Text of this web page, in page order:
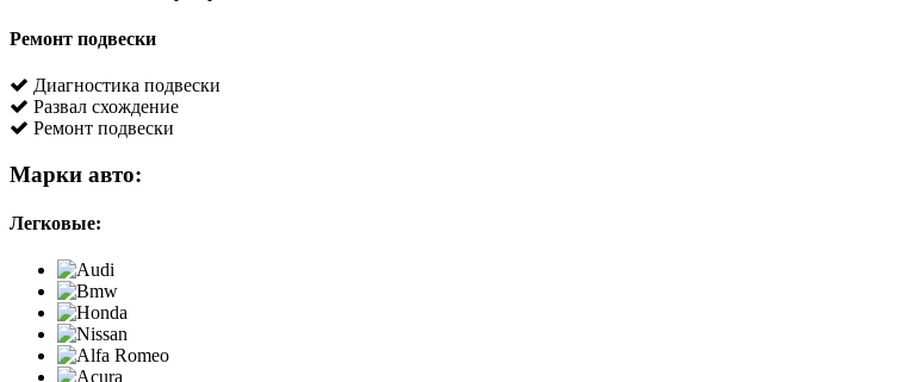
Ремонт подвески
Диагностика подвески
Развал схождение
Ремонт подвески
Марки авто:
Легковые: